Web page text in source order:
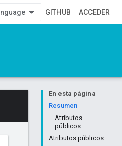
GITHUB ACCEDER
En esta página
Resumen
Atributos
públicos
Atributos públicos